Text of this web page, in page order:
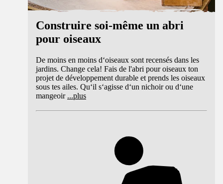
Construire soi-même un abri
pour oiseaux
De moins en moins d‘oiseaux sont recensés dans les
jardins. Change cela! Fais de l'abri pour oiseaux ton
projet de développement durable et prends les oiseaux
sous tes ailes. Qu‘il s‘agisse d‘un nichoir ou d‘une
mangeoir ...plus